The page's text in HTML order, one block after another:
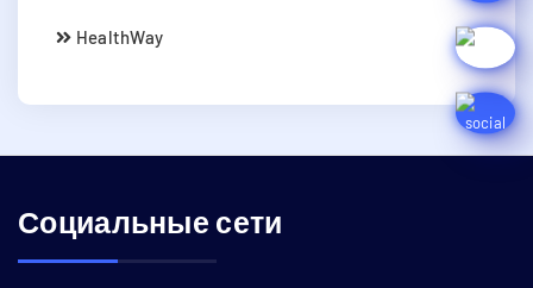
HealthWay
Социальные сети